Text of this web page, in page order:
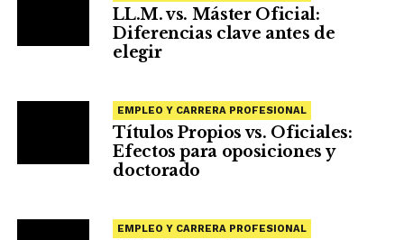
LL.M. vs. Máster Oficial:
Diferencias clave antes de
elegir
EMPLEO Y CARRERA PROFESIONAL
Títulos Propios vs. Oficiales:
Efectos para oposiciones y
doctorado
EMPLEO Y CARRERA PROFESIONAL